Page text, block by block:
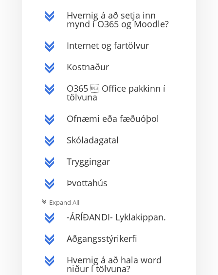
c Hvernig á að setja inn
mynd í O365 og Moodle?
c Internet og fartölvur
c Kostnaður
c O365  Office pakkinn í
tölvuna
c Ofnæmi eða fæðuóþol
c Skóladagatal
c Tryggingar
c Þvottahús
c Expand All
c -ÁRÍÐANDI- Lyklakippan.
c Aðgangsstýrikerfi
c Hvernig á að hala word
niður í tölvuna?